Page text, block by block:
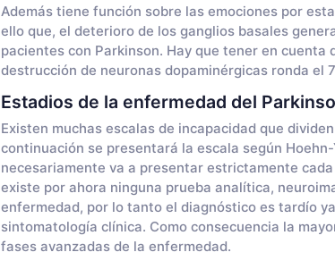
Además tiene función sobre las emociones por
ello que, el deterioro de los ganglios basales
pacientes con Parkinson. Hay que tener en
destrucción de neuronas dopaminérgicas ronda el
Estadios de la enfermedad del
Existen muchas escalas de incapacidad que
continuación se presentará la escala según
necesariamente va a presentar estrictamente
existe por ahora ninguna prueba analítica,
enfermedad, por lo tanto el diagnóstico es tardío
sintomatología clínica. Como consecuencia la
fases avanzadas de la enfermedad.